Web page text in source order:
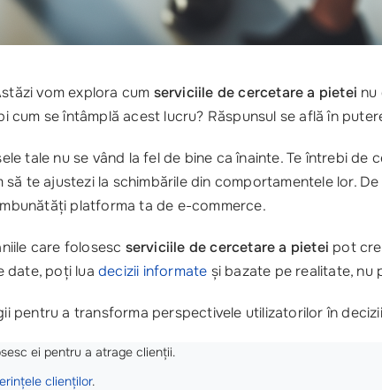
vom explora cum serviciile de cercetare a pietei nu
cum se întâmplă acest lucru? Răspunsul se află în
tale nu se vând la fel de bine ca înainte. Te întrebi de
să te ajustezi la schimbările din comportamentele lor.
platforma ta de e-commerce.
care folosesc serviciile de cercetare a pietei pot
date, poți luadecizii informate și bazate pe realitate, nu
pentru a transforma perspectivele utilizatorilor în
ei pentru a atrage clienții.
clienților.